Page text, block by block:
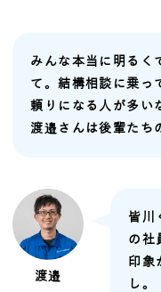
みんな本当に明るく
て。結構相談に乗っ
頼りになる人が多い
渡邉さんは後輩たち
渡邉
皆川
の社
印象
し。